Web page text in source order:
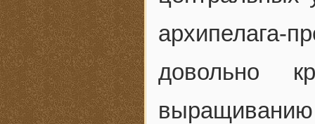
довольно
выращиванию